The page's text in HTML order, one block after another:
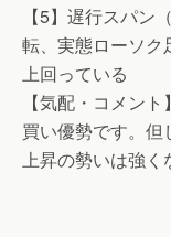
【5】遅行スパン
転、実態ローソク
上回っている
【気配・コメン
買い優勢です。
上昇の勢いは強く